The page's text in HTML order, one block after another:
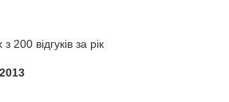
200 відгуків за рік